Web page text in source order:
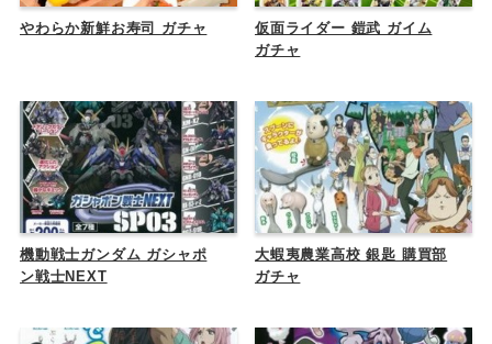
やわらか新鮮お寿司 ガチャ
仮面ライダー 鎧武 ガイム
ガチャ
機動戦士ガンダム ガシャポ
ン戦士NEXT
大蝦夷農業高校 銀匙 購買部
ガチャ